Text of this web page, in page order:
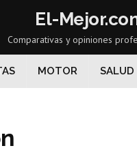
El-
Comparativas y opiniones
MOTOR SALUD